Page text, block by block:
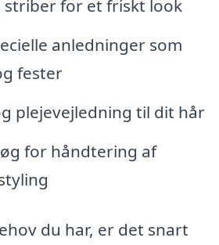
striber for et friskt look
anledninger som
fester
plejevejledning til dit hår
for håndtering af
du har, er det snart